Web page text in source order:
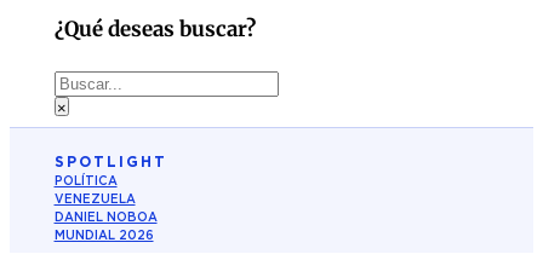
¿Qué deseas buscar?
Buscar
×
SPOTLIGHT
POLÍTICA
VENEZUELA
DANIEL NOBOA
MUNDIAL 2026